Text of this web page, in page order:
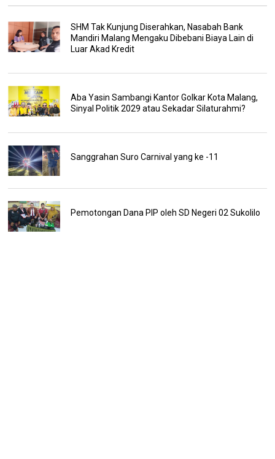
SHM Tak Kunjung Diserahkan, Nasabah Bank
Mandiri Malang Mengaku Dibebani Biaya Lain di
Luar Akad Kredit
Aba Yasin Sambangi Kantor Golkar Kota Malang,
Sinyal Politik 2029 atau Sekadar Silaturahmi?
Sanggrahan Suro Carnival yang ke -11
Pemotongan Dana PIP oleh SD Negeri 02 Sukolilo